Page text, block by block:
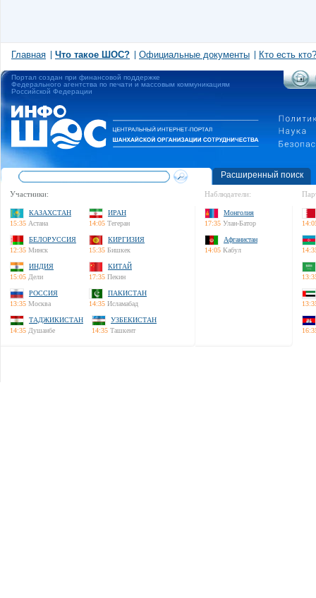
Главная Что такое ШОС? Официальные документы Кто есть кто?
Портал создан при финансовой поддержке
Федерального агентства по печати и массовым коммуникациям
Российской Федерации
Расширенный поиск
Участники:
КАЗАХСТАН
15:35 Астана
ИРАН
14:05 Тегеран
БЕЛОРУССИЯ
12:35 Минск
КИРГИЗИЯ
15:35 Бишкек
ИНДИЯ
15:05 Дели
КИТАЙ
17:35 Пекин
РОССИЯ
13:35 Москва
ПАКИСТАН
14:35 Исламабад
ТАДЖИКИСТАН
14:35 Душанбе
УЗБЕКИСТАН
14:35 Ташкент
Наблюдатели:
Монголия
17:35 Улан-Батор
Афганистан
14:05 Кабул